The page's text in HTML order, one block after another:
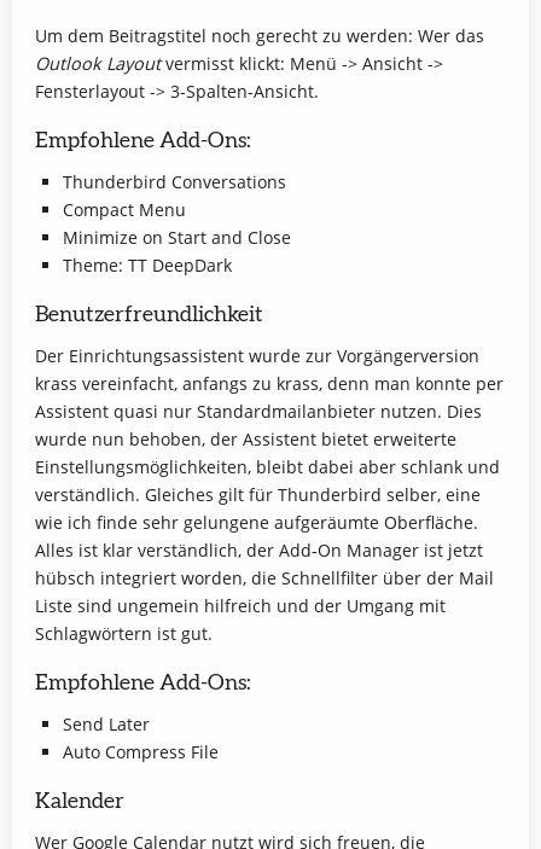
Um dem Beitragstitel noch gerecht zu werden: Wer das
Outlook Layoutvermisst klickt: Menü -> Ansicht ->
Fensterlayout -> 3-Spalten-Ansicht.
Empfohlene Add-Ons:
Thunderbird Conversations
Compact Menu
Minimize on Start and Close
Theme: TT DeepDark
Benutzerfreundlichkeit
Der Einrichtungsassistent wurde zur Vorgängerversion
krass vereinfacht, anfangs zu krass, denn man konnte per
Assistent quasi nur Standardmailanbieter nutzen. Dies
wurde nun behoben, der Assistent bietet erweiterte
Einstellungsmöglichkeiten, bleibt dabei aber schlank und
verständlich. Gleiches gilt für Thunderbird selber, eine
wie ich finde sehr gelungene aufgeräumte Oberfläche.
Alles ist klar verständlich, der Add-On Manager ist jetzt
hübsch integriert worden, die Schnellfilter über der Mail
Liste sind ungemein hilfreich und der Umgang mit
Schlagwörtern ist gut.
Empfohlene Add-Ons:
Send Later
Auto Compress File
Kalender
Wer Google Calendar nutzt wird sich freuen, die